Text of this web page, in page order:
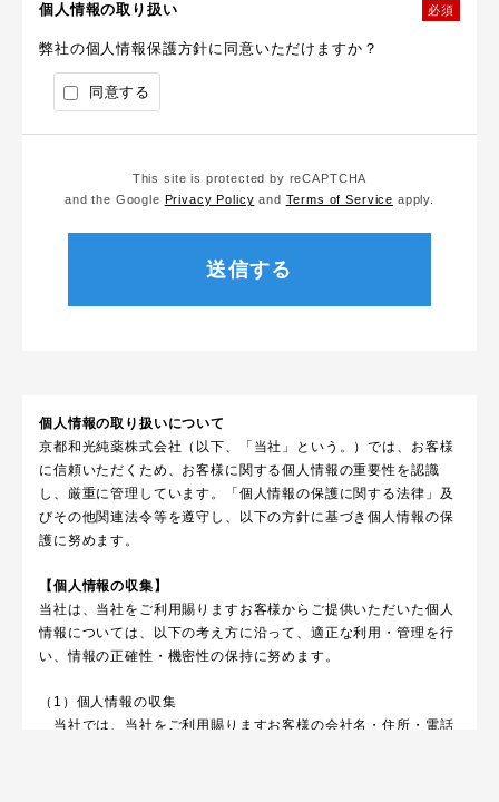
個人情報の取り扱い 必須
弊社の個人情報保護方針に同意いただけますか？
同意する
This site is protected by reCAPTCHA
and the Google Privacy Policy and Terms of Service apply.
個人情報の取り扱いについて
京都和光純薬株式会社（以下、「当社」という。）では、お客様
に信頼いただくため、お客様に関する個人情報の重要性を認識
し、厳重に管理しています。「個人情報の保護に関する法律」及
びその他関連法令等を遵守し、以下の方針に基づき個人情報の保
護に努めます。
【個人情報の収集】
当社は、当社をご利用賜りますお客様からご提供いただいた個人
情報については、以下の考え方に沿って、適正な利用・管理を行
い、情報の正確性・機密性の保持に努めます。
（1）個人情報の収集
当社では、当社をご利用賜りますお客様の会社名・住所・電話